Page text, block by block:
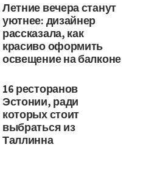
Летние вечера станут
уютнее: дизайнер
рассказала, как
красиво оформить
освещение на балконе
16 ресторанов
Эстонии, ради
которых стоит
выбраться из
Таллинна